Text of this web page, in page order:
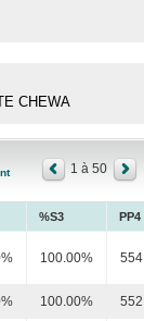
CHEWA
1 à 50
%S3 PP4
100.00% 554
100.00% 552